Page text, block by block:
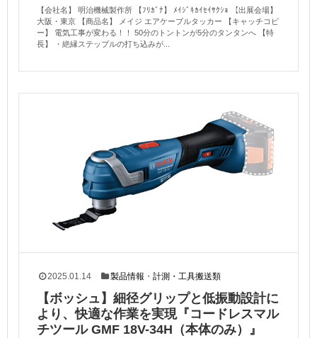
【会社名】 明治機械製作所 【ﾌﾘｶﾞﾅ】 ﾒｲｼﾞｷｶｲｾｲｻｸｼｮ 【出展会場】
大阪・東京 【商品名】 メイジ エアケーブルタッカー 【キャッチコピ
ー】 電気工事が変わる！！ 50分のトントンが5分のタンタンへ 【特
長】 ・絶縁ステップルの打ち込みが...
2025.01.14 製品情報 ・計測・工具搬送類
【ボッシュ】細径グリップと低振動設計に
より、快適な作業を実現『コードレスマル
チツール GMF 18V-34H（本体のみ）』